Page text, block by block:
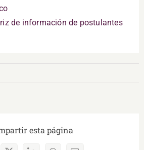
de información de postulantes
esta página